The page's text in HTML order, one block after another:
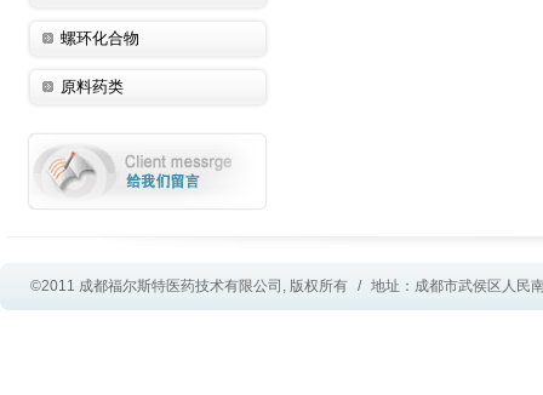
螺环化合物
原料药类
©2011 成都福尔斯特医药技术有限公司, 版权所有 / 地址：成都市武侯区人民